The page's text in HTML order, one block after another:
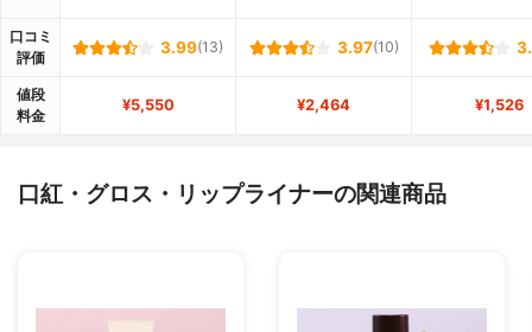
口コミ
評価
3.99(13) 3.97(10)
値段
料金
¥5,550 ¥2,464 ¥1,526
口紅・グロス・リップライナーの関連商品